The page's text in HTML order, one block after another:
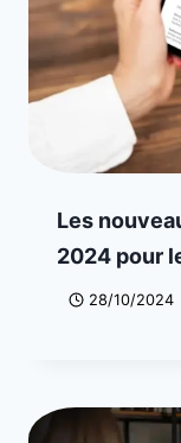
Les
2024 pour
28/10/2024